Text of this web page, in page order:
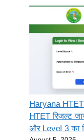
Haryana
HTET रिजल्ट
और Level 3 का